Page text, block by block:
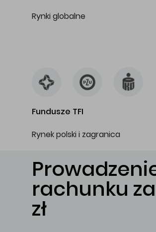
Rynki globalne
Fundusze TFI
Rynek polski i zagranica
rachunku
zł